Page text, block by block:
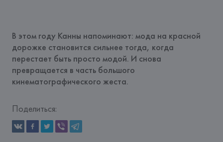
В этом году Канны напоминают: мода на красной
дорожке становится сильнее тогда, когда
перестает быть просто модой. И снова
превращается в часть большого
кинематографического жеста.
Поделиться: